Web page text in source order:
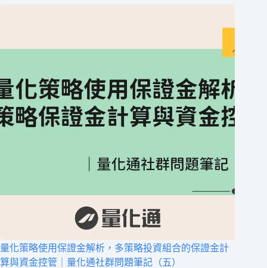
量化策略使用保證金解析，多策略投資組合的保證金計
算與資金控管｜量化通社群問題筆記（五）